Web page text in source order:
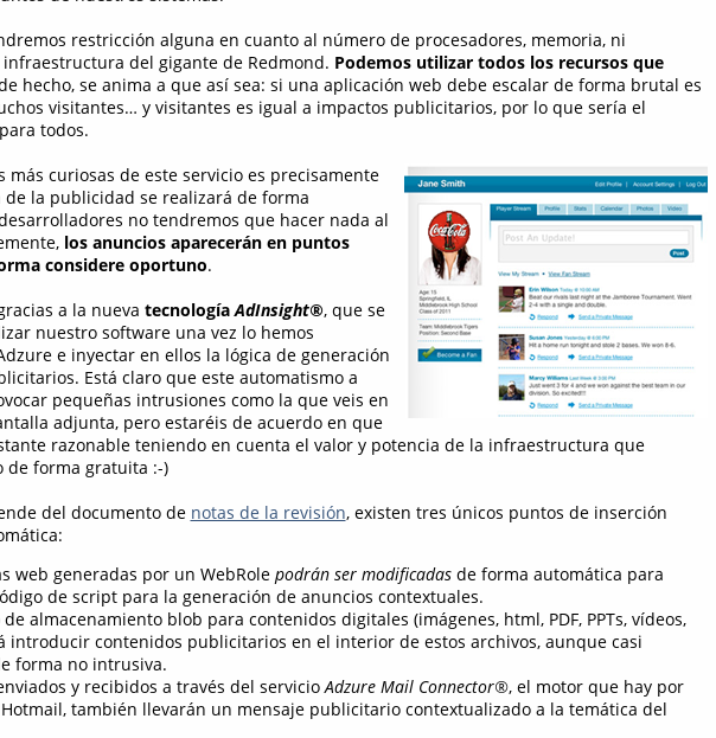
restricción alguna en cuanto al número de procesadores, memoria, ni
del gigante de Redmond. Podemos utilizar todos los recursos que
hecho, se anima a que así sea: si una aplicación web debe escalar de forma brutal es
visitantes… y visitantes es igual a impactos publicitarios, por lo que sería el
todos.
más curiosas de este servicio es precisamente
la publicidad se realizará de forma
no tendremos que hacer nada al
los anuncios aparecerán en puntos
considere oportuno.
a la nueva tecnologíaAdInsight®, que se
nuestro software una vez lo hemos
e inyectar en ellos la lógica de generación
Está claro que este automatismo a
pequeñas intrusiones como la que veis en
adjunta, pero estaréis de acuerdo en que
razonable teniendo en cuenta el valor y potencia de la infraestructura que
de forma gratuita :-)
del documento de notas de la revisión, existen tres únicos puntos de inserción
web generadas por un WebRole podrán ser modificadasde forma automática para
de script para la generación de anuncios contextuales.
almacenamiento blob para contenidos digitales (imágenes, html, PDF, PPTs, vídeos,
introducir contenidos publicitarios en el interior de estos archivos, aunque casi
forma no intrusiva.
y recibidos a través del servicioAdzure Mail Connector®, el motor que hay por
también llevarán un mensaje publicitario contextualizado a la temática del